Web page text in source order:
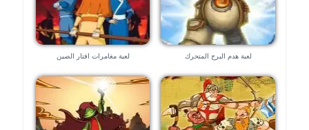
لعبة هدم البرج المتحرك لعبة مغامرات افتار الصين